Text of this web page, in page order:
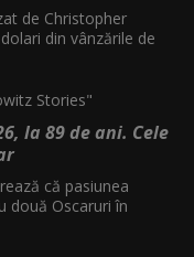
de Christopher
din vânzările de
la 89 de ani. Cele
că pasiunea
două Oscaruri în